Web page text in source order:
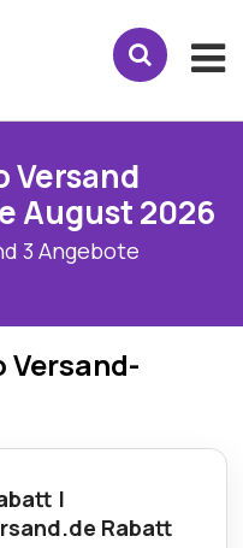
Versand
August 2026
3 Angebote
Versand-
|
Rabatt